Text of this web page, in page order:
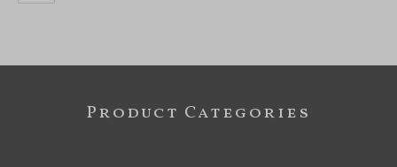
Product Categories